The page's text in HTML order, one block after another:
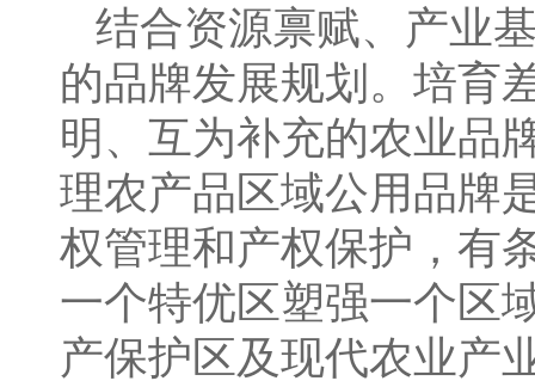
结合资源禀赋、产业
的品牌发展规划。培育
明、互为补充的农业品
理农产品区域公用品牌
权管理和产权保护，有
一个特优区塑强一个区
产保护区及现代农业产